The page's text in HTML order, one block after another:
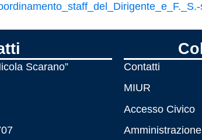
Scarano”
Contatti
MIUR
Accesso Civico